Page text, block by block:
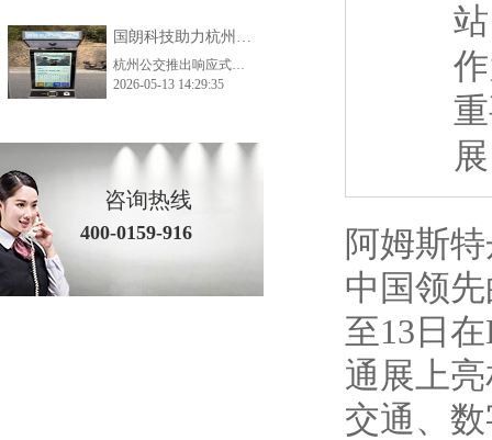
阿姆斯
中国领
至13日
通展上
交通、
国朗科技助力杭州预约公交——打造城市智慧出行新范式
杭州公交推出响应式智慧出行方案，通过AI调度和分时运营解决运力不足与空驶问题，实现高效、便捷、全龄友好的城市出行。
2026-05-13 14:29:35
咨询热线
400-0159-916